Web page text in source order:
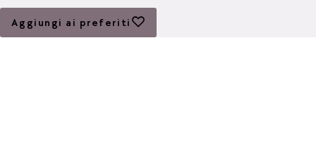
Aggiungi ai preferiti
Aggiungi ai preferiti